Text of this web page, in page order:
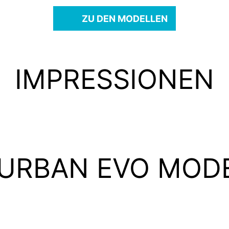
ZU DEN MODELLEN
IMPRESSIONEN
EVO